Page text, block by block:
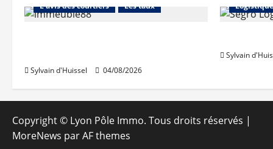
L'avis des courtiers
Les taux
Sylvain d'Huissel 04/08/2026
Logistique
Sylvain
Copyright © Lyon Pôle Immo. Tous droits réservés |
MoreNews par AF themes